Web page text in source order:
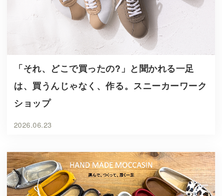
「それ、どこで買ったの?」と聞かれる一足
は、買うんじゃなく、作る。スニーカーワーク
ショップ
2026.06.23